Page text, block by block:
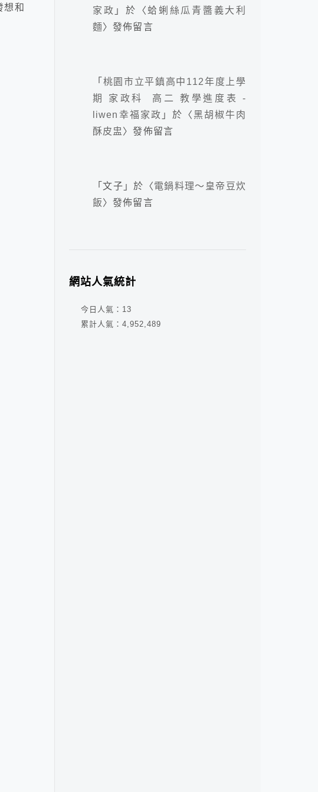
想和
家政 」於〈 蛤蜊絲瓜青醬義大利
麵〉發佈留言
「 桃園市立平鎮高中112年度上學
期 家政科 高二 教學進度表 -
liwen幸福家政 」於〈 黑胡椒牛肉
酥皮盅 〉發佈留言
「文子 」於〈電鍋料理～皇帝豆炊
飯〉發佈留言
網站人氣統計
今日人氣： 13
累計人氣： 4,952,489